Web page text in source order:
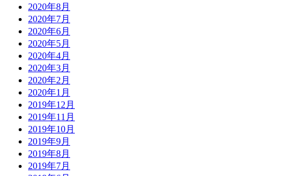
2020年8月
2020年7月
2020年6月
2020年5月
2020年4月
2020年3月
2020年2月
2020年1月
2019年12月
2019年11月
2019年10月
2019年9月
2019年8月
2019年7月